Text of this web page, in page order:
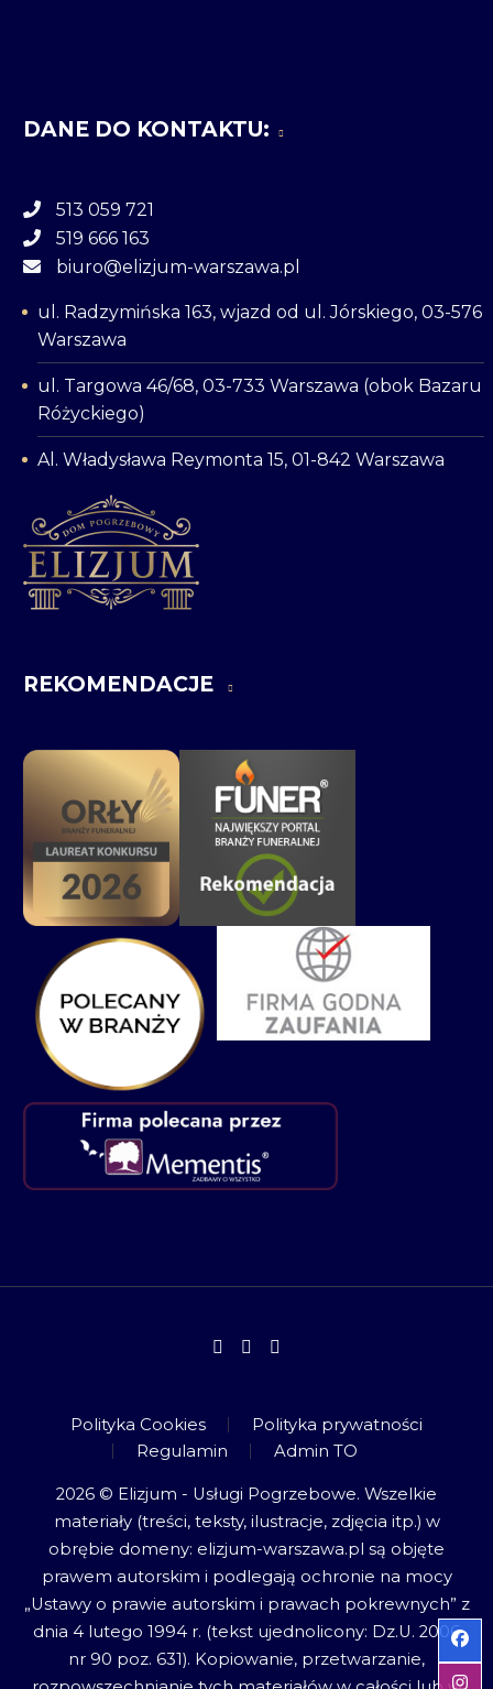
DANE DO KONTAKTU:
513 059 721
519 666 163
biuro@elizjum-warszawa.pl
ul. Radzymińska 163, wjazd od ul. Jórskiego, 03-576
Warszawa
ul. Targowa 46/68, 03-733 Warszawa (obok Bazaru
Różyckiego)
Al. Władysława Reymonta 15, 01-842 Warszawa
REKOMENDACJE
Polityka Cookies
Polityka prywatności
Regulamin
Admin TO
2026 © Elizjum - Usługi Pogrzebowe. Wszelkie
materiały (treści, teksty, ilustracje, zdjęcia itp.) w
obrębie domeny: elizjum-warszawa.pl są objęte
prawem autorskim i podlegają ochronie na mocy
„Ustawy o prawie autorskim i prawach pokrewnych” z
dnia 4 lutego 1994 r. (tekst ujednolicony: Dz.U. 2006
nr 90 poz. 631). Kopiowanie, przetwarzanie,